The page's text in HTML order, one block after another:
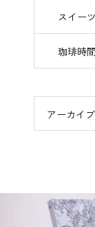
スイーツ
珈琲時間
アーカイブ